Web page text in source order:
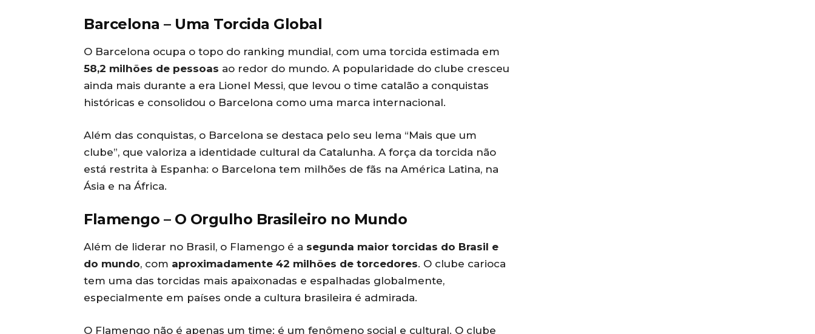
Barcelona – Uma Torcida Global
O Barcelona ocupa o topo do ranking mundial, com uma torcida estimada em
58,2 milhões de pessoas ao redor do mundo. A popularidade do clube cresceu
ainda mais durante a era Lionel Messi, que levou o time catalão a conquistas
históricas e consolidou o Barcelona como uma marca internacional.
Além das conquistas, o Barcelona se destaca pelo seu lema “Mais que um
clube”, que valoriza a identidade cultural da Catalunha. A força da torcida não
está restrita à Espanha: o Barcelona tem milhões de fãs na América Latina, na
Ásia e na África.
Flamengo – O Orgulho Brasileiro no Mundo
Além de liderar no Brasil, o Flamengo é a segunda maior torcidas do Brasil e
do mundo, com aproximadamente 42 milhões de torcedores. O clube carioca
tem uma das torcidas mais apaixonadas e espalhadas globalmente,
especialmente em países onde a cultura brasileira é admirada.
O Flamengo não é apenas um time: é um fenômeno social e cultural. O clube